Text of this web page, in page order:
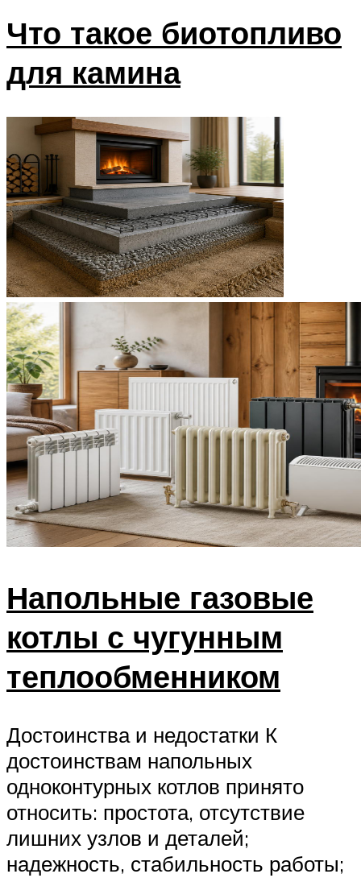
Что такое биотопливо
для камина
Напольные газовые
котлы с чугунным
теплообменником
Достоинства и недостатки К
достоинствам напольных
одноконтурных котлов принято
относить: простота, отсутствие
лишних узлов и деталей;
надежность, стабильность работы;